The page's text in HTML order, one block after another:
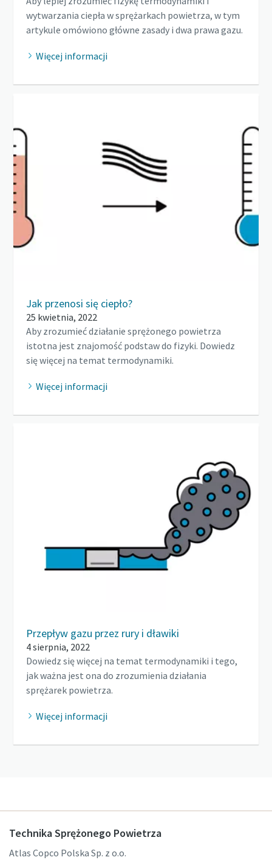
wytwarzania ciepła w sprężarkach powietrza, w tym
artykule omówiono główne zasady i dwa prawa gazu.
Więcej informacji
Jak przenosi się ciepło?
25 kwietnia, 2022
Aby zrozumieć działanie sprężonego powietrza
istotna jest znajomość podstaw do fizyki. Dowiedz
się więcej na temat termodynamiki.
Więcej informacji
Przepływ gazu przez rury i dławiki
4 sierpnia, 2022
Dowiedz się więcej na temat termodynamiki i tego,
jak ważna jest ona do zrozumienia działania
sprężarek powietrza.
Więcej informacji
Technika Sprężonego Powietrza
Atlas Copco Polska Sp. z o.o.